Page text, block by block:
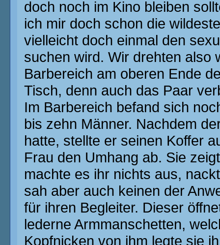
doch noch im Kino bleiben
ich mir doch schon die
vielleicht doch einmal den
suchen wird. Wir drehten also
Barbereich am oberen Ende
Tisch, denn auch das Paar
Im Barbereich befand sich
bis zehn Männer. Nachdem
hatte, stellte er seinen Koffer
Frau den Umhang ab. Sie
machte es ihr nichts aus,
sah aber auch keinen der
für ihren Begleiter. Dieser
lederne Armmanschetten,
Kopfnicken von ihm legte sie